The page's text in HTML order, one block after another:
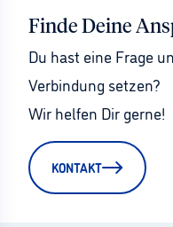
Finde Deine
Du hast eine Frage
Verbindung setzen?
Wir helfen Dir gerne!
KONTAKT